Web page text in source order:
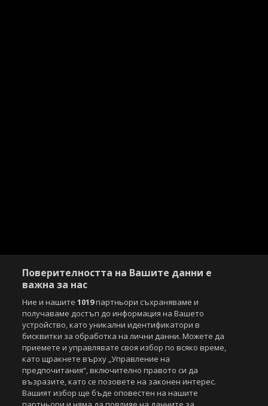
Copyright © 2007-2026 Агенция Спортал. Всички права запазени.
Този уебсайт е собственост наSportal Media Group
За нас Екип За рекламa
Общи условия
Етични правила на НСС
Лични данни
Поверителността на Вашите данни е
важна за нас
Ние и нашите1019партньори съхраняваме и
получаваме достъп до информация на Вашето
устройство, като уникални идентификатори в
бисквитки за обработка на лични данни. Можете да
приемете и управлявате своя избор по всяко време,
като щракнете върху „Управление на
предпочитания“, включително правото си да
възразите, като се позовете на законен интерес.
Вашият избор ще бъде оповестен на нашите